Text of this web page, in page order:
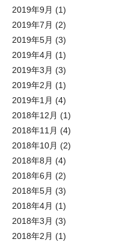
2019年9月 (1)
2019年7月 (2)
2019年5月 (3)
2019年4月 (1)
2019年3月 (3)
2019年2月 (1)
2019年1月 (4)
2018年12月 (1)
2018年11月 (4)
2018年10月 (2)
2018年8月 (4)
2018年6月 (2)
2018年5月 (3)
2018年4月 (1)
2018年3月 (3)
2018年2月 (1)